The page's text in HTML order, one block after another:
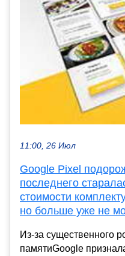
11:00, 26 Июл
Google Pixel
последнего
стоимости
но больше уже не
Из-за существенного
памятиGoogle